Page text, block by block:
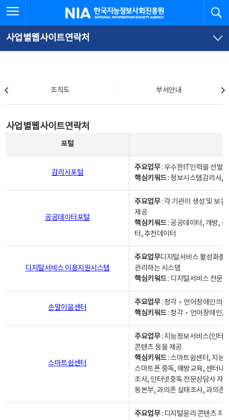
문
로
가
체
뉴
바
가
한국지능정보사회진흥원
사업별웹사이트연락처
조직도 부서안내
사업별웹사이트연락처
포털
감리사포털
주요업무: 우수한IT인력을 선발
핵심키워드: 정보시스템감리사,
공공데이터포털
주요업무: 각 기관이 생성 및 보
제공
핵심키워드: 공공데이터, 개방,
터, 추천데이터
디지털서비스 이용지원시스템
주요업무디지털서비스 활성화를
관리하는 시스템
핵심키워드: 디지털서비스 전문
손말이음센터
주요업무: 청각‧언어장애인의
핵심키워드: 청각‧언어장애인,
스마트쉼센터
주요업무: 지능정보서비스(인터
콘텐츠 등을 제공
핵심키워드: 스마트쉼센터, 지능
스마트폰 중독, 예방교육, 센터내
조사, 인터넷중독 전문상담사 자
동본부, 과의존 실태조사, 과의존
주요업무: 디지털윤리 콘텐츠 지